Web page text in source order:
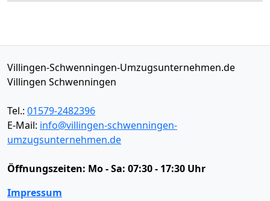
Villingen-Schwenningen-Umzugsunternehmen.de
Villingen Schwenningen
Tel.: 01579-2482396
E-Mail: info@villingen-schwenningen-
umzugsunternehmen.de
Öffnungszeiten: Mo - Sa: 07:30 - 17:30 Uhr
Impressum